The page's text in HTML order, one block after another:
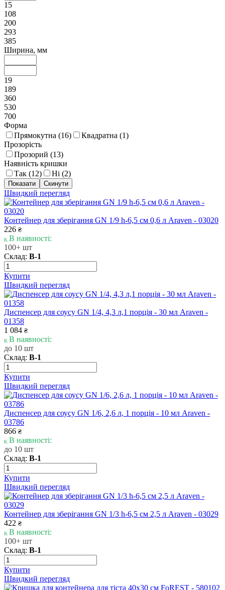
15
108
200
293
385
Ширина, мм
19
189
360
530
700
Форма
Прямокутна (16) Квадратна (1)
Прозорість
Прозорий (13)
Наявність кришки
Так (12) Ні (2)
Швидкий перегляд
Контейнер для зберігання GN 1/9 h-6,5 см 0,6 л Araven - 03020
226 ₴
В наявності:
100+ шт
Склад: В-1
Купити
Швидкий перегляд
Диспенсер для соусу GN 1/4, 4,3 л,1 порція - 30 мл Araven -
01358
1 084 ₴
В наявності:
до 10 шт
Склад: В-1
Купити
Швидкий перегляд
Диспенсер для соусу GN 1/6, 2,6 л, 1 порція - 10 мл Araven -
03786
866 ₴
В наявності:
до 10 шт
Склад: В-1
Купити
Швидкий перегляд
Контейнер для зберігання GN 1/3 h-6,5 см 2,5 л Araven - 03029
422 ₴
В наявності:
100+ шт
Склад: В-1
Купити
Швидкий перегляд